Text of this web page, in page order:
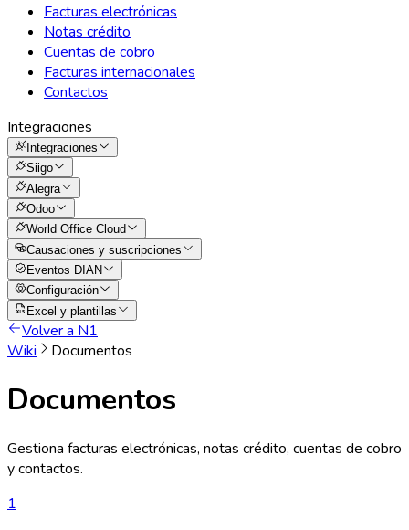
Facturas electrónicas
Notas crédito
Cuentas de cobro
Facturas internacionales
Contactos
Integraciones
Integraciones
Siigo
Alegra
Odoo
World Office Cloud
Causaciones y suscripciones
Eventos DIAN
Configuración
Excel y plantillas
Volver a N1
Wiki
Documentos
Documentos
Gestiona facturas electrónicas, notas crédito, cuentas de cobro
y contactos.
1